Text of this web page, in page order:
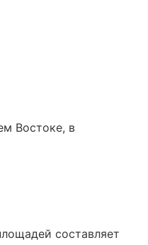
Востоке, в
составляет